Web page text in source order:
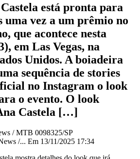
está pronta para
vez a um prêmio no
que acontece nesta
em Las Vegas, na
Unidos. A boiadeira
sequência de stories
no Instagram o look
o evento. O look
Castela […]
/... Em 13/11/2025 17:34